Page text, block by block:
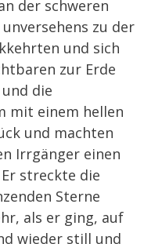
der schweren
zu der
und sich
zur Erde
die
mit einem hellen
und machten
Irrgänger einen
streckte die
Sterne
als er ging, auf
wieder still und